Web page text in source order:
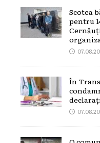
Scotea
pentru
În